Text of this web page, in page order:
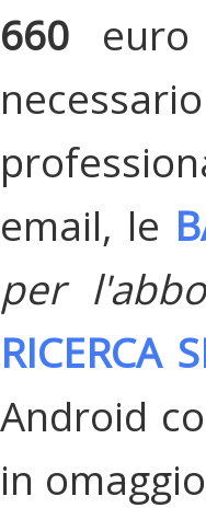
660 euro
email, le
per
RICERCA
Android
in